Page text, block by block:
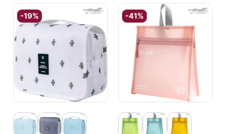
-19% -41%